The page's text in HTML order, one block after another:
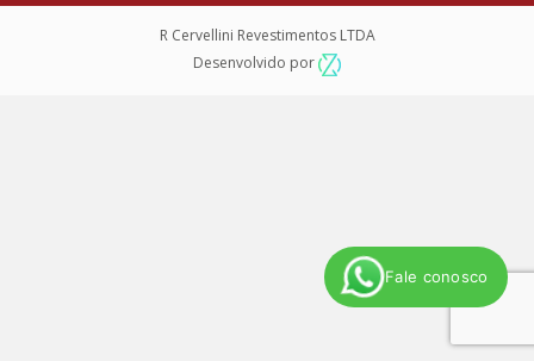
Fale conosco
R Cervellini Revestimentos LTDA
Desenvolvido por